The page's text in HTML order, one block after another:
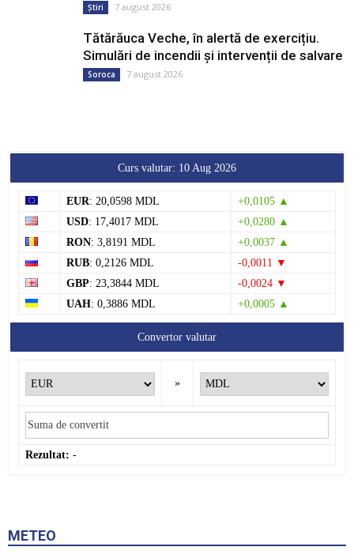
Știri 7 august 2026
Tătărăuca Veche, în alertă de exercițiu.
Simulări de incendii și intervenții de salvare
Soroca 7 august 2026
Curs valutar: 10 Aug 2026
EUR: 20,0598 MDL
+0,0105 ▲
USD: 17,4017 MDL
+0,0280 ▲
RON: 3,8191 MDL
+0,0037 ▲
RUB: 0,2126 MDL
-0,0011 ▼
GBP: 23,3844 MDL
-0,0024 ▼
UAH: 0,3886 MDL +0,0005 ▲
Convertor valutar
»
Rezultat: -
METEO